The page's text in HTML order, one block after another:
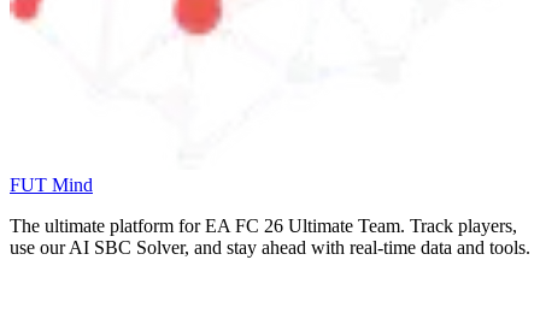
FUT Mind
The ultimate platform for EA FC 26 Ultimate Team. Track players,
use our AI SBC Solver, and stay ahead with real-time data and tools.